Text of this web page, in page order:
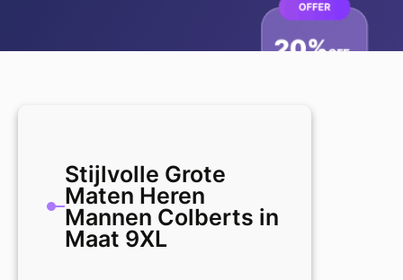
Stijlvolle Grote
Maten Heren
Mannen Colberts in
Maat 9XL